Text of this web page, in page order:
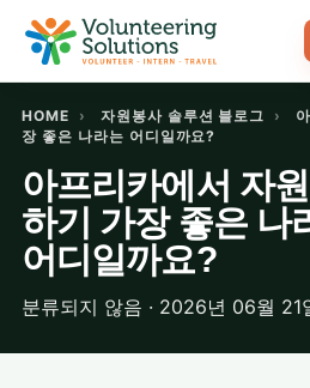
HOME › 자원봉사 솔루션 블로그 ›
장 좋은 나라는 어디일까요?
아프리카에서 자
하기 가장 좋은 나
어디일까요?
분류되지 않음 · 2026년 06월 21